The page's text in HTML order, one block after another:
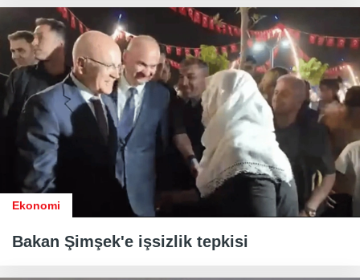
Ekonomi
Bakan Şimşek'e işsizlik tepkisi